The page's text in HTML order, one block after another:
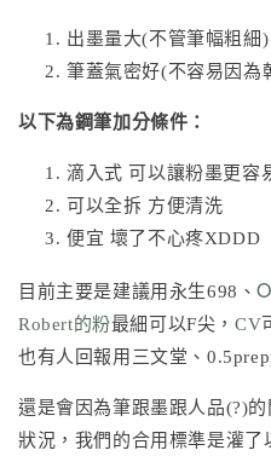
出墨量大(不管筆幅粗細)
筆蓋氣密好(不容易因為
以下為鋼筆加分條件：
滴入式 可以讓粉墨更容
可以全拆 方便清洗
便宜 壞了不心疼XDDD
目前主要是建議用永生698、
Robert的粉最細可以F尖，CV
也有人回報用三文堂、
還是會因為筆跟墨跟人品(?)
狀況，我們的合用標準是灌